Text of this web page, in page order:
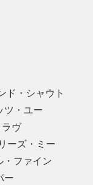
・シャウト
・ユー
ヴ
ズ・ミー
ァイン